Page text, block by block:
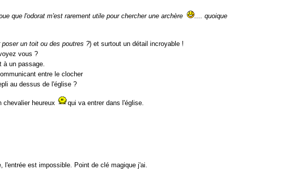
que l'odorat m'est rarement utile pour chercher une archère .... quoique
poser un toit ou des poutres ?) et surtout un détail incroyable !
vous ?
à un passage.
entre le clocher
au dessus de l'église ?
chevalier heureux qui va entrer dans l'église.
l'entrée est impossible. Point de clé magique j'ai.